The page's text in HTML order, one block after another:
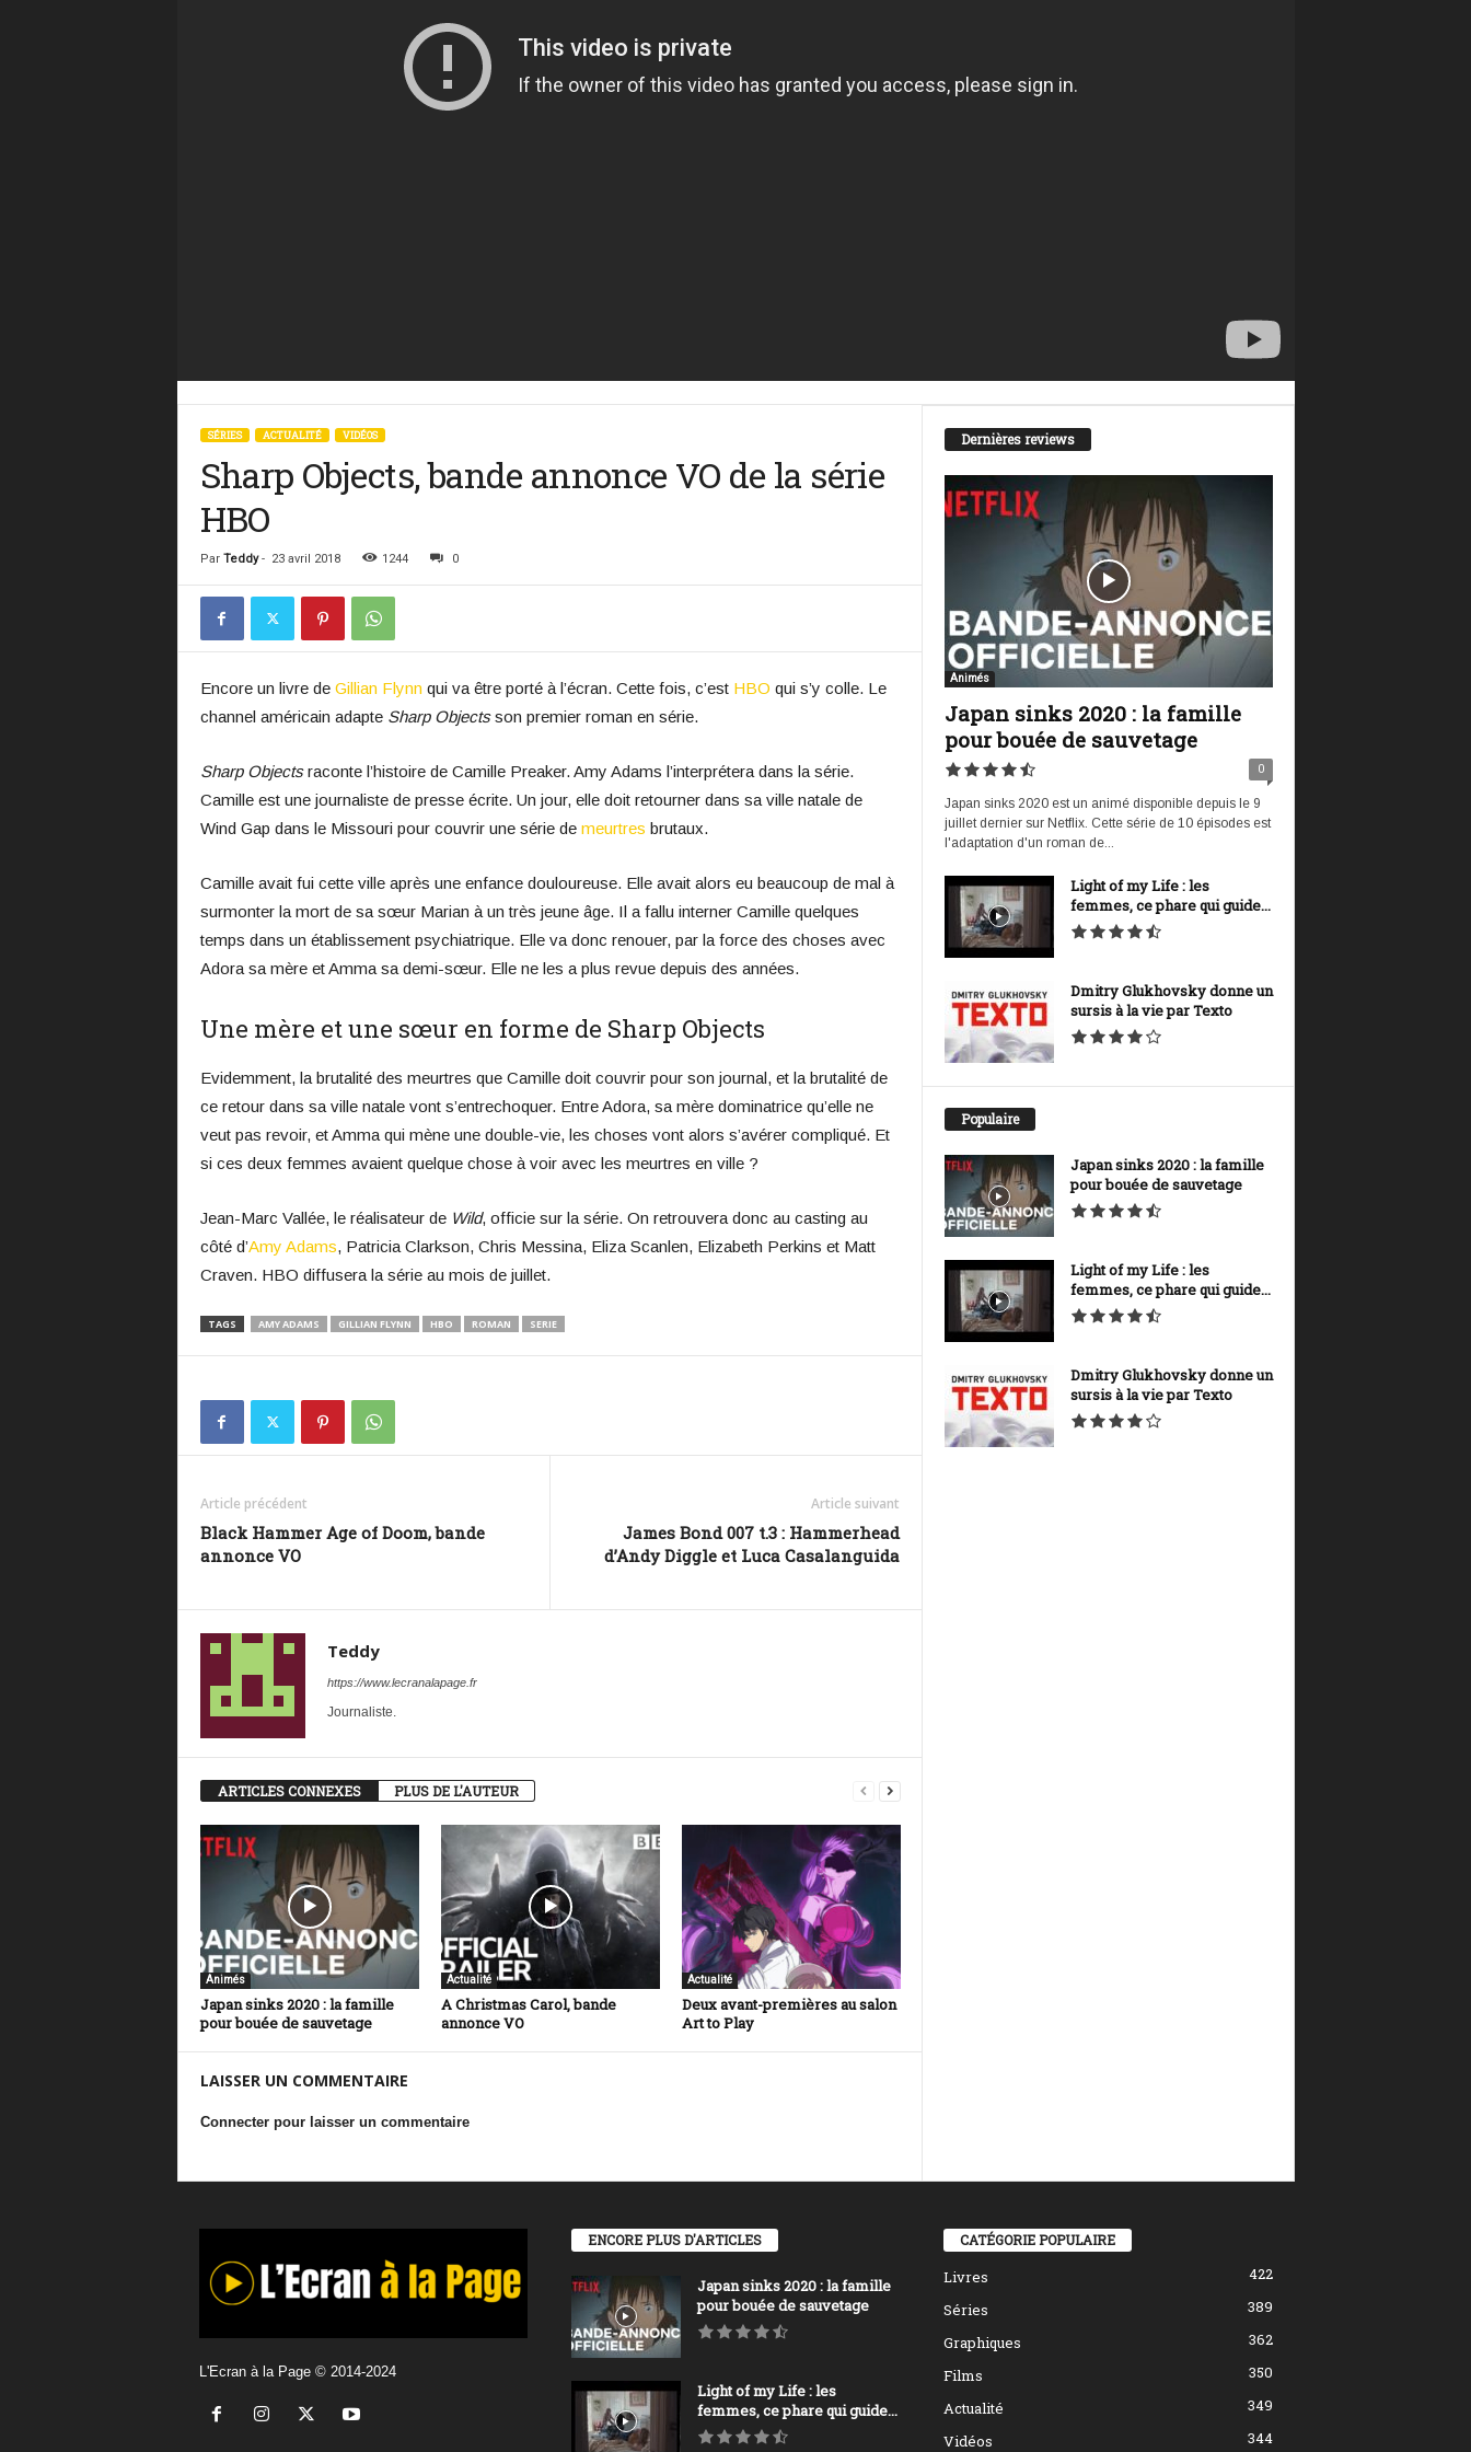
SÉRIES ACTUALITÉ VIDÉOS
Sharp Objects, bande annonce VO de la série
HBO
Par Teddy- 23 avril 2018 1244 0
Encore un livre de Gillian Flynnqui va être porté à l’écran. Cette fois, c’est HBO qui s’y colle. Le
channel américain adapte Sharp Objectsson premier roman en série.
Sharp Objectsraconte l’histoire de Camille Preaker. Amy Adams l’interprétera dans la série.
Camille est une journaliste de presse écrite. Un jour, elle doit retourner dans sa ville natale de
Wind Gap dans le Missouri pour couvrir une série de meurtres brutaux.
Camille avait fui cette ville après une enfance douloureuse. Elle avait alors eu beaucoup de mal à
surmonter la mort de sa sœur Marian à un très jeune âge. Il a fallu interner Camille quelques
temps dans un établissement psychiatrique. Elle va donc renouer, par la force des choses avec
Adora sa mère et Amma sa demi-sœur. Elle ne les a plus revue depuis des années.
Une mère et une sœur en forme de Sharp Objects
Evidemment, la brutalité des meurtres que Camille doit couvrir pour son journal, et la brutalité de
ce retour dans sa ville natale vont s’entrechoquer. Entre Adora, sa mère dominatrice qu’elle ne
veut pas revoir, et Amma qui mène une double-vie, les choses vont alors s’avérer compliqué. Et
si ces deux femmes avaient quelque chose à voir avec les meurtres en ville ?
Jean-Marc Vallée, le réalisateur de Wild, officie sur la série. On retrouvera donc au casting au
côté d’Amy Adams, Patricia Clarkson, Chris Messina, Eliza Scanlen, Elizabeth Perkins et Matt
Craven. HBO diffusera la série au mois de juillet.
TAGS AMY ADAMS GILLIAN FLYNN HBO ROMAN SERIE
Article précédent
Black Hammer Age of Doom, bande
annonce VO
Article suivant
James Bond 007 t.3 : Hammerhead
d’Andy Diggle et Luca Casalanguida
Teddy
https://www.lecranalapage.fr
Journaliste.
ARTICLES CONNEXES PLUS DE L'AUTEUR
Animés
Japan sinks 2020 : la famille
pour bouée de sauvetage
Actualité
A Christmas Carol, bande
annonce VO
Actualité
Deux avant-premières au salon
Art to Play
LAISSER UN COMMENTAIRE
Connecter pour laisser un commentaire
Dernières reviews
Animés
Japan sinks 2020 : la famille
pour bouée de sauvetage
0
Japan sinks 2020 est un animé disponible depuis le 9
juillet dernier sur Netflix. Cette série de 10 épisodes est
l'adaptation d'un roman de...
Light of my Life : les
femmes, ce phare qui guide...
Dmitry Glukhovsky donne un
sursis à la vie par Texto
Populaire
Japan sinks 2020 : la famille
pour bouée de sauvetage
Light of my Life : les
femmes, ce phare qui guide...
Dmitry Glukhovsky donne un
sursis à la vie par Texto
L'Ecran à la Page © 2014-2024
ENCORE PLUS D'ARTICLES
Japan sinks 2020 : la famille
pour bouée de sauvetage
Light of my Life : les
femmes, ce phare qui guide...
CATÉGORIE POPULAIRE
Livres
422
Séries
389
Graphiques
362
Films
350
Actualité
349
Vidéos
344